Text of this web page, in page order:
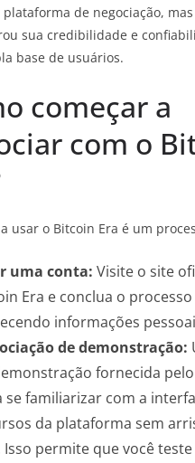
de negociação,
sua credibilidade e
base de usuários.
começar a
com o
usar o Bitcoin Era é um
uma conta: Visite o site
Era e conclua o
informações
de demonstração:
fornecida
se familiarizar com a
da plataforma sem
Isso permite que você